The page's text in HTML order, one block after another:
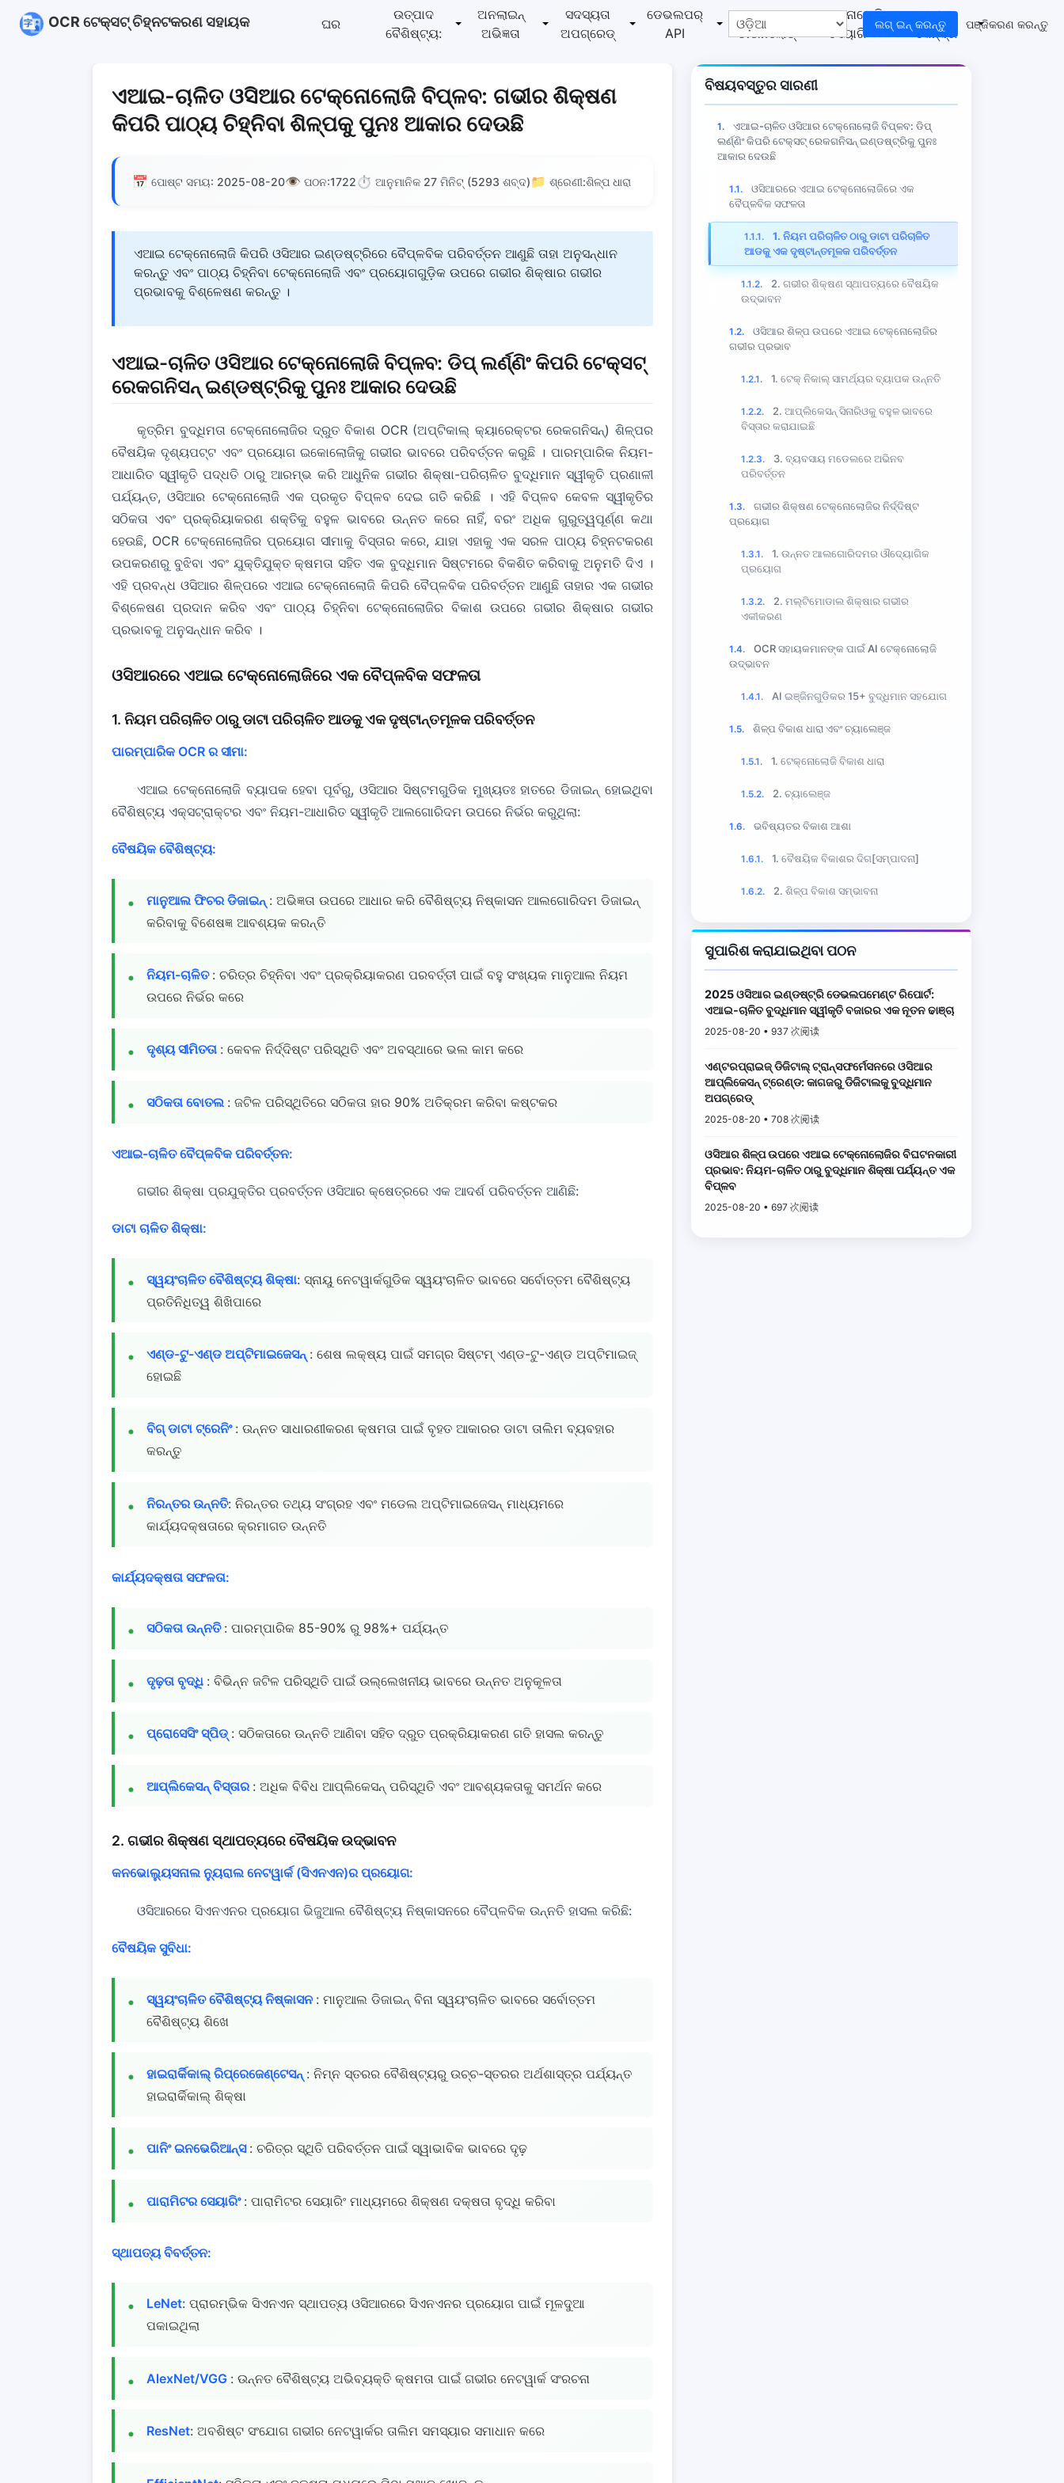
OCR ଟେକ୍ସଟ୍ ଚିହ୍ନଟକରଣ ସହାୟକ ଘର
ଉତ୍ପାଦ
ବୈଶିଷ୍ଟ୍ୟ:
ଅନଲାଇନ୍
ଅଭିଜ୍ଞତା
ସଦସ୍ୟତା
ଅପଗ୍ରେଡ୍
ଡେଭଲପର୍
API
ମାଗଣା
ଡାଉନଲୋଡ୍
ଟେକ୍ନୋଲୋଜି
ସେୟାରିଂ
ସହାୟତା
କେନ୍ଦ୍ର
ଲଗ୍‌ ଇନ୍‌ କରନ୍ତୁ ପଞ୍ଜିକରଣ କରନ୍ତୁ
ଏଆଇ-ଚାଳିତ ଓସିଆର ଟେକ୍ନୋଲୋଜି ବିପ୍ଳବ: ଗଭୀର ଶିକ୍ଷଣ
କିପରି ପାଠ୍ୟ ଚିହ୍ନିବା ଶିଳ୍ପକୁ ପୁନଃ ଆକାର ଦେଉଛି
📅 ପୋଷ୍ଟ ସମୟ: 2025-08-20👁️ ପଠନ:1722⏱️ ଆନୁମାନିକ 27 ମିନିଟ୍ (5293 ଶବ୍ଦ)📁 ଶ୍ରେଣୀ:ଶିଳ୍ପ ଧାରା
ଏଆଇ ଟେକ୍ନୋଲୋଜି କିପରି ଓସିଆର ଇଣ୍ଡଷ୍ଟ୍ରିରେ ବୈପ୍ଳବିକ ପରିବର୍ତ୍ତନ ଆଣୁଛି ତାହା ଅନୁସନ୍ଧାନ
କରନ୍ତୁ ଏବଂ ପାଠ୍ୟ ଚିହ୍ନିବା ଟେକ୍ନୋଲୋଜି ଏବଂ ପ୍ରୟୋଗଗୁଡ଼ିକ ଉପରେ ଗଭୀର ଶିକ୍ଷାର ଗଭୀର
ପ୍ରଭାବକୁ ବିଶ୍ଳେଷଣ କରନ୍ତୁ ।
ଏଆଇ-ଚାଳିତ ଓସିଆର ଟେକ୍ନୋଲୋଜି ବିପ୍ଳବ: ଡିପ୍ ଲର୍ଣ୍ଣିଂ କିପରି ଟେକ୍ସଟ୍
ରେକଗନିସନ୍ ଇଣ୍ଡଷ୍ଟ୍ରିକୁ ପୁନଃ ଆକାର ଦେଉଛି
କୃତ୍ରିମ ବୁଦ୍ଧିମତା ଟେକ୍ନୋଲୋଜିର ଦ୍ରୁତ ବିକାଶ OCR (ଅପ୍ଟିକାଲ୍ କ୍ୟାରେକ୍ଟର ରେକଗନିସନ୍) ଶିଳ୍ପର
ବୈଷୟିକ ଦୃଶ୍ୟପଟ୍ଟ ଏବଂ ପ୍ରୟୋଗ ଇକୋଲୋଜିକୁ ଗଭୀର ଭାବରେ ପରିବର୍ତ୍ତନ କରୁଛି । ପାରମ୍ପାରିକ ନିୟମ-
ଆଧାରିତ ସ୍ୱୀକୃତି ପଦ୍ଧତି ଠାରୁ ଆରମ୍ଭ କରି ଆଧୁନିକ ଗଭୀର ଶିକ୍ଷା-ପରିଚାଳିତ ବୁଦ୍ଧିମାନ ସ୍ୱୀକୃତି ପ୍ରଣାଳୀ
ପର୍ଯ୍ୟନ୍ତ, ଓସିଆର ଟେକ୍ନୋଲୋଜି ଏକ ପ୍ରକୃତ ବିପ୍ଳବ ଦେଇ ଗତି କରିଛି । ଏହି ବିପ୍ଳବ କେବଳ ସ୍ୱୀକୃତିର
ସଠିକତା ଏବଂ ପ୍ରକ୍ରିୟାକରଣ ଶକ୍ତିକୁ ବହୁଳ ଭାବରେ ଉନ୍ନତ କରେ ନାହିଁ, ବରଂ ଅଧିକ ଗୁରୁତ୍ୱପୂର୍ଣ୍ଣ କଥା
ହେଉଛି, OCR ଟେକ୍ନୋଲୋଜିର ପ୍ରୟୋଗ ସୀମାକୁ ବିସ୍ତାର କରେ, ଯାହା ଏହାକୁ ଏକ ସରଳ ପାଠ୍ୟ ଚିହ୍ନଟକରଣ
ଉପକରଣରୁ ବୁଝିବା ଏବଂ ଯୁକ୍ତିଯୁକ୍ତ କ୍ଷମତା ସହିତ ଏକ ବୁଦ୍ଧିମାନ ସିଷ୍ଟମରେ ବିକଶିତ କରିବାକୁ ଅନୁମତି ଦିଏ ।
ଏହି ପ୍ରବନ୍ଧ ଓସିଆର ଶିଳ୍ପରେ ଏଆଇ ଟେକ୍ନୋଲୋଜି କିପରି ବୈପ୍ଳବିକ ପରିବର୍ତ୍ତନ ଆଣୁଛି ତାହାର ଏକ ଗଭୀର
ବିଶ୍ଳେଷଣ ପ୍ରଦାନ କରିବ ଏବଂ ପାଠ୍ୟ ଚିହ୍ନିବା ଟେକ୍ନୋଲୋଜିର ବିକାଶ ଉପରେ ଗଭୀର ଶିକ୍ଷାର ଗଭୀର
ପ୍ରଭାବକୁ ଅନୁସନ୍ଧାନ କରିବ ।
ଓସିଆରରେ ଏଆଇ ଟେକ୍ନୋଲୋଜିରେ ଏକ ବୈପ୍ଳବିକ ସଫଳତା
1. ନିୟମ ପରିଚାଳିତ ଠାରୁ ଡାଟା ପରିଚାଳିତ ଆଡକୁ ଏକ ଦୃଷ୍ଟାନ୍ତମୂଳକ ପରିବର୍ତ୍ତନ
ପାରମ୍ପାରିକ OCR ର ସୀମା:
ଏଆଇ ଟେକ୍ନୋଲୋଜି ବ୍ୟାପକ ହେବା ପୂର୍ବରୁ, ଓସିଆର ସିଷ୍ଟମଗୁଡିକ ମୁଖ୍ୟତଃ ହାତରେ ଡିଜାଇନ୍ ହୋଇଥିବା
ବୈଶିଷ୍ଟ୍ୟ ଏକ୍ସଟ୍ରାକ୍ଟର ଏବଂ ନିୟମ-ଆଧାରିତ ସ୍ୱୀକୃତି ଆଲଗୋରିଦମ ଉପରେ ନିର୍ଭର କରୁଥିଲା:
ବୈଷୟିକ ବୈଶିଷ୍ଟ୍ୟ:
ମାନୁଆଲ ଫିଚର ଡିଜାଇନ୍ : ଅଭିଜ୍ଞତା ଉପରେ ଆଧାର କରି ବୈଶିଷ୍ଟ୍ୟ ନିଷ୍କାସନ ଆଲଗୋରିଦମ ଡିଜାଇନ୍
କରିବାକୁ ବିଶେଷଜ୍ଞ ଆବଶ୍ୟକ କରନ୍ତି
ନିୟମ-ଚାଳିତ : ଚରିତ୍ର ଚିହ୍ନିବା ଏବଂ ପ୍ରକ୍ରିୟାକରଣ ପରବର୍ତ୍ତୀ ପାଇଁ ବହୁ ସଂଖ୍ୟକ ମାନୁଆଲ ନିୟମ
ଉପରେ ନିର୍ଭର କରେ
ଦୃଶ୍ୟ ସୀମିତତା : କେବଳ ନିର୍ଦ୍ଦିଷ୍ଟ ପରିସ୍ଥିତି ଏବଂ ଅବସ୍ଥାରେ ଭଲ କାମ କରେ
ସଠିକତା ବୋତଲ : ଜଟିଳ ପରିସ୍ଥିତିରେ ସଠିକତା ହାର 90% ଅତିକ୍ରମ କରିବା କଷ୍ଟକର
ଏଆଇ-ଚାଳିତ ବୈପ୍ଳବିକ ପରିବର୍ତ୍ତନ:
ଗଭୀର ଶିକ୍ଷା ପ୍ରଯୁକ୍ତିର ପ୍ରବର୍ତ୍ତନ ଓସିଆର କ୍ଷେତ୍ରରେ ଏକ ଆଦର୍ଶ ପରିବର୍ତ୍ତନ ଆଣିଛି:
ଡାଟା ଚାଳିତ ଶିକ୍ଷା:
ସ୍ୱୟଂଚାଳିତ ବୈଶିଷ୍ଟ୍ୟ ଶିକ୍ଷା: ସ୍ନାୟୁ ନେଟୱାର୍କଗୁଡିକ ସ୍ୱୟଂଚାଳିତ ଭାବରେ ସର୍ବୋତ୍ତମ ବୈଶିଷ୍ଟ୍ୟ
ପ୍ରତିନିଧିତ୍ୱ ଶିଖିପାରେ
ଏଣ୍ଡ-ଟୁ-ଏଣ୍ଡ ଅପ୍ଟିମାଇଜେସନ୍ : ଶେଷ ଲକ୍ଷ୍ୟ ପାଇଁ ସମଗ୍ର ସିଷ୍ଟମ୍ ଏଣ୍ଡ-ଟୁ-ଏଣ୍ଡ ଅପ୍ଟିମାଇଜ୍
ହୋଇଛି
ବିଗ୍ ଡାଟା ଟ୍ରେନିଂ : ଉନ୍ନତ ସାଧାରଣୀକରଣ କ୍ଷମତା ପାଇଁ ବୃହତ ଆକାରର ଡାଟା ତାଲିମ ବ୍ୟବହାର
କରନ୍ତୁ
ନିରନ୍ତର ଉନ୍ନତି: ନିରନ୍ତର ତଥ୍ୟ ସଂଗ୍ରହ ଏବଂ ମଡେଲ ଅପ୍ଟିମାଇଜେସନ୍ ମାଧ୍ୟମରେ
କାର୍ଯ୍ୟଦକ୍ଷତାରେ କ୍ରମାଗତ ଉନ୍ନତି
କାର୍ଯ୍ୟଦକ୍ଷତା ସଫଳତା:
ସଠିକତା ଉନ୍ନତି : ପାରମ୍ପାରିକ 85-90% ରୁ 98%+ ପର୍ଯ୍ୟନ୍ତ
ଦୃଢ଼ତା ବୃଦ୍ଧି : ବିଭିନ୍ନ ଜଟିଳ ପରିସ୍ଥିତି ପାଇଁ ଉଲ୍ଲେଖନୀୟ ଭାବରେ ଉନ୍ନତ ଅନୁକୂଳତା
ପ୍ରୋସେସିଂ ସ୍ପିଡ୍ : ସଠିକତାରେ ଉନ୍ନତି ଆଣିବା ସହିତ ଦ୍ରୁତ ପ୍ରକ୍ରିୟାକରଣ ଗତି ହାସଲ କରନ୍ତୁ
ଆପ୍ଲିକେସନ୍ ବିସ୍ତାର : ଅଧିକ ବିବିଧ ଆପ୍ଲିକେସନ୍ ପରିସ୍ଥିତି ଏବଂ ଆବଶ୍ୟକତାକୁ ସମର୍ଥନ କରେ
2. ଗଭୀର ଶିକ୍ଷଣ ସ୍ଥାପତ୍ୟରେ ବୈଷୟିକ ଉଦ୍ଭାବନ
କନଭୋଲ୍ୟୁସନାଲ ନ୍ୟୁରାଲ ନେଟୱାର୍କ (ସିଏନଏନ)ର ପ୍ରୟୋଗ:
ଓସିଆରରେ ସିଏନଏନର ପ୍ରୟୋଗ ଭିଜୁଆଲ ବୈଶିଷ୍ଟ୍ୟ ନିଷ୍କାସନରେ ବୈପ୍ଳବିକ ଉନ୍ନତି ହାସଲ କରିଛି:
ବୈଷୟିକ ସୁବିଧା:
ସ୍ୱୟଂଚାଳିତ ବୈଶିଷ୍ଟ୍ୟ ନିଷ୍କାସନ : ମାନୁଆଲ ଡିଜାଇନ୍ ବିନା ସ୍ୱୟଂଚାଳିତ ଭାବରେ ସର୍ବୋତ୍ତମ
ବୈଶିଷ୍ଟ୍ୟ ଶିଖେ
ହାଇରାର୍କିକାଲ୍ ରିପ୍ରେଜେଣ୍ଟେସନ୍ : ନିମ୍ନ ସ୍ତରର ବୈଶିଷ୍ଟ୍ୟରୁ ଉଚ୍ଚ-ସ୍ତରର ଅର୍ଥଶାସ୍ତ୍ର ପର୍ଯ୍ୟନ୍ତ
ହାଇରାର୍କିକାଲ୍ ଶିକ୍ଷା
ପାନିଂ ଇନଭେରିଆନ୍ସ : ଚରିତ୍ର ସ୍ଥିତି ପରିବର୍ତ୍ତନ ପାଇଁ ସ୍ୱାଭାବିକ ଭାବରେ ଦୃଢ଼
ପାରାମିଟର ସେୟାରିଂ : ପାରାମିଟର ସେୟାରିଂ ମାଧ୍ୟମରେ ଶିକ୍ଷଣ ଦକ୍ଷତା ବୃଦ୍ଧି କରିବା
ସ୍ଥାପତ୍ୟ ବିବର୍ତ୍ତନ:
LeNet: ପ୍ରାରମ୍ଭିକ ସିଏନଏନ ସ୍ଥାପତ୍ୟ ଓସିଆରରେ ସିଏନଏନର ପ୍ରୟୋଗ ପାଇଁ ମୂଳଦୁଆ
ପକାଇଥିଲା
AlexNet/VGG : ଉନ୍ନତ ବୈଶିଷ୍ଟ୍ୟ ଅଭିବ୍ୟକ୍ତି କ୍ଷମତା ପାଇଁ ଗଭୀର ନେଟୱାର୍କ ସଂରଚନା
ResNet: ଅବଶିଷ୍ଟ ସଂଯୋଗ ଗଭୀର ନେଟୱାର୍କର ତାଲିମ ସମସ୍ୟାର ସମାଧାନ କରେ
ବିଷୟବସ୍ତୁର ସାରଣୀ
1.
ଏଆଇ-ଚାଳିତ ଓସିଆର ଟେକ୍ନୋଲୋଜି ବିପ୍ଳବ: ଡିପ୍
ଲର୍ଣ୍ଣିଂ କିପରି ଟେକ୍ସଟ୍ ରେକଗନିସନ୍ ଇଣ୍ଡଷ୍ଟ୍ରିକୁ ପୁନଃ
ଆକାର ଦେଉଛି
1.1.
ଓସିଆରରେ ଏଆଇ ଟେକ୍ନୋଲୋଜିରେ ଏକ
ବୈପ୍ଳବିକ ସଫଳତା
1.1.1.
1. ନିୟମ ପରିଚାଳିତ ଠାରୁ ଡାଟା ପରିଚାଳିତ
ଆଡକୁ ଏକ ଦୃଷ୍ଟାନ୍ତମୂଳକ ପରିବର୍ତ୍ତନ
1.1.2.
2. ଗଭୀର ଶିକ୍ଷଣ ସ୍ଥାପତ୍ୟରେ ବୈଷୟିକ
ଉଦ୍ଭାବନ
1.2.
ଓସିଆର ଶିଳ୍ପ ଉପରେ ଏଆଇ ଟେକ୍ନୋଲୋଜିର
ଗଭୀର ପ୍ରଭାବ
1.2.1. 1. ଟେକ୍ ନିକାଲ୍ ସାମର୍ଥ୍ୟର ବ୍ୟାପକ ଉନ୍ନତି
1.2.2.
2. ଆପ୍ଲିକେସନ୍ ସିନାରିଓକୁ ବହୁଳ ଭାବରେ
ବିସ୍ତାର କରାଯାଇଛି
1.2.3.
3. ବ୍ୟବସାୟ ମଡେଲରେ ଅଭିନବ
ପରିବର୍ତ୍ତନ
1.3.
ଗଭୀର ଶିକ୍ଷଣ ଟେକ୍ନୋଲୋଜିର ନିର୍ଦ୍ଦିଷ୍ଟ
ପ୍ରୟୋଗ
1.3.1.
1. ଉନ୍ନତ ଆଲଗୋରିଦମର ଔଦ୍ୟୋଗିକ
ପ୍ରୟୋଗ
1.3.2.
2. ମଲ୍ଟିମୋଡାଲ ଶିକ୍ଷାର ଗଭୀର
ଏକୀକରଣ
1.4.
OCR ସହାୟକମାନଙ୍କ ପାଇଁ AI ଟେକ୍ନୋଲୋଜି
ଉଦ୍ଭାବନ
1.4.1. AI ଇଞ୍ଜିନଗୁଡିକର 15+ ବୁଦ୍ଧିମାନ ସହଯୋଗ
1.5. ଶିଳ୍ପ ବିକାଶ ଧାରା ଏବଂ ଚ୍ୟାଲେଞ୍ଜ
1.5.1. 1. ଟେକ୍ନୋଲୋଜି ବିକାଶ ଧାରା
1.5.2. 2. ଚ୍ୟାଲେଞ୍ଜ
1.6. ଭବିଷ୍ୟତର ବିକାଶ ଆଶା
1.6.1. 1. ବୈଷୟିକ ବିକାଶର ଦିଗ[ସମ୍ପାଦନା]
1.6.2. 2. ଶିଳ୍ପ ବିକାଶ ସମ୍ଭାବନା
ସୁପାରିଶ କରାଯାଇଥିବା ପଠନ
2025 ଓସିଆର ଇଣ୍ଡଷ୍ଟ୍ରି ଡେଭଲପମେଣ୍ଟ ରିପୋର୍ଟ:
ଏଆଇ-ଚାଳିତ ବୁଦ୍ଧିମାନ ସ୍ୱୀକୃତି ବଜାରର ଏକ ନୂତନ ଢାଞ୍ଚା
2025-08-20 • 937 次阅读
ଏଣ୍ଟରପ୍ରାଇଜ୍ ଡିଜିଟାଲ୍ ଟ୍ରାନ୍ସଫର୍ମେସନରେ ଓସିଆର
ଆପ୍ଲିକେସନ୍ ଟ୍ରେଣ୍ଡ: କାଗଜରୁ ଡିଜିଟାଲକୁ ବୁଦ୍ଧିମାନ
ଅପଗ୍ରେଡ୍
2025-08-20 • 708 次阅读
ଓସିଆର ଶିଳ୍ପ ଉପରେ ଏଆଇ ଟେକ୍ନୋଲୋଜିର ବିଘଟନକାରୀ
ପ୍ରଭାବ: ନିୟମ-ଚାଳିତ ଠାରୁ ବୁଦ୍ଧିମାନ ଶିକ୍ଷା ପର୍ଯ୍ୟନ୍ତ ଏକ
ବିପ୍ଳବ
2025-08-20 • 697 次阅读